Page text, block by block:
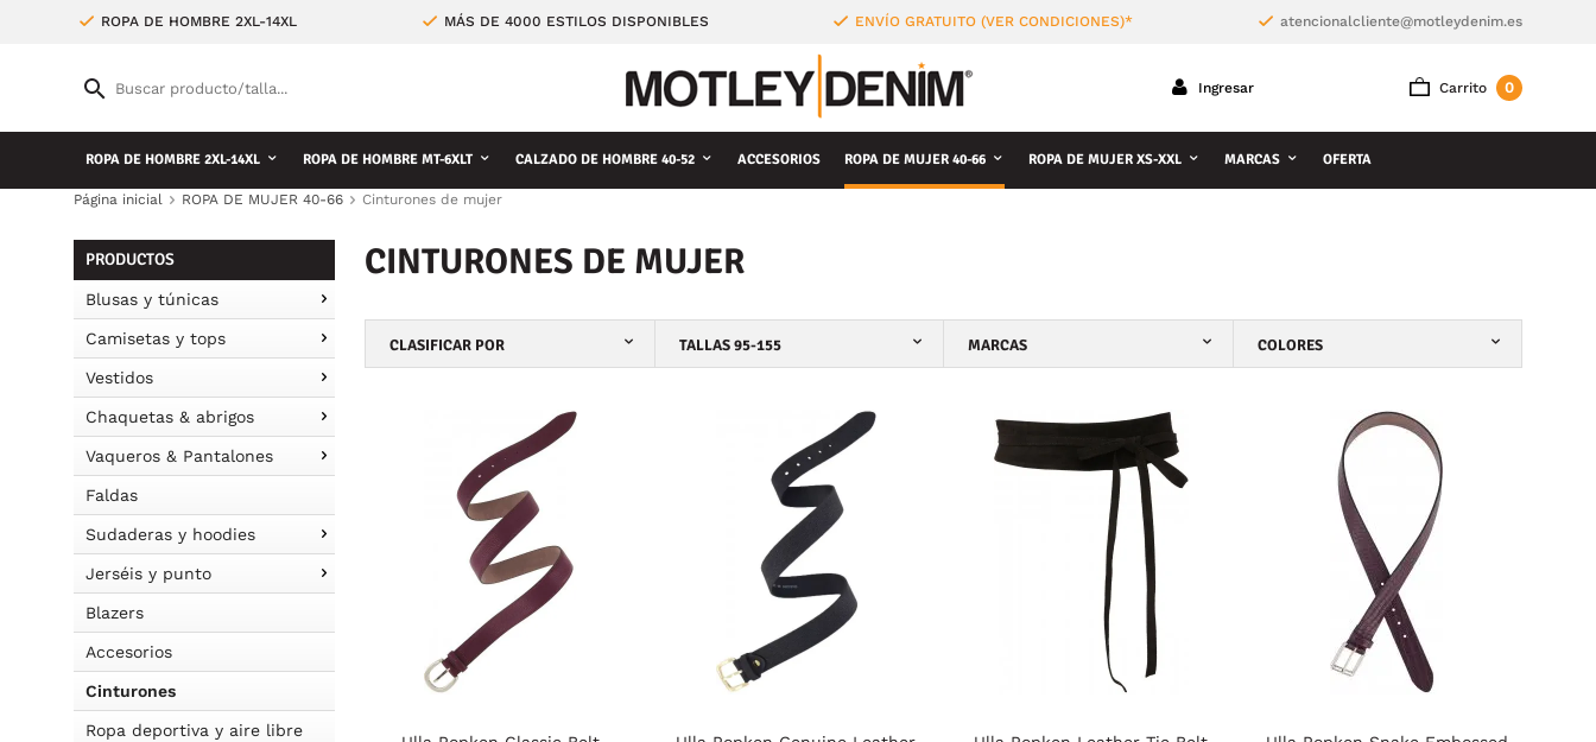
ROPA DE HOMBRE 2XL-14XL MÁS DE 4000 ESTILOS DISPONIBLES ENVÍO GRATUITO (VER CONDICIONES)* atencionalcliente@motleydenim.es
Carrito 0
Ingresar
ROPA DE HOMBRE 2XL-14XL ROPA DE HOMBRE MT-6XLT CALZADO DE HOMBRE 40-52 ACCESORIOS ROPA DE MUJER 40-66 ROPA DE MUJER XS-XXL MARCAS OFERTA
Página inicial ROPA DE MUJER 40-66 Cinturones de mujer
PRODUCTOS
Blusas y túnicas
Camisetas y tops
Vestidos
Chaquetas & abrigos
Vaqueros & Pantalones
Faldas
Sudaderas y hoodies
Jerséis y punto
Blazers
Accesorios
Cinturones
Ropa deportiva y aire libre
CINTURONES DE MUJER
CLASIFICAR POR TALLAS 95-155 MARCAS COLORES